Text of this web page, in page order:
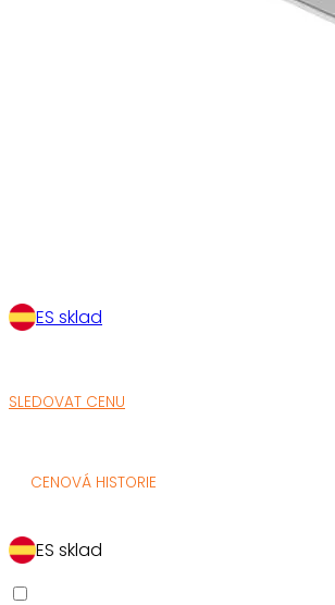
ES sklad
SLEDOVAT CENU
CENOVÁ HISTORIE
ES sklad